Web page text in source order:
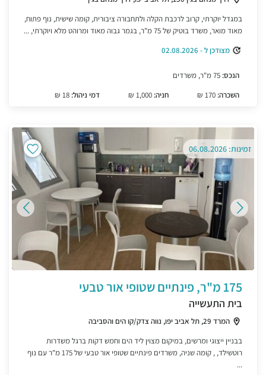
במגדל יוקרתי, קרוב לרכבת הקלה ולתחבורה ציבורית, קומה שישית, נוף פתוח,
מאוד מואר, משרד בוטיק של 75 מ"ר, בגמר גבוה מאוד ומרוהט מלא ויוקרתי, ...
מצודכן ל - 02.08.2026
הנכס:
השכרה:
חניה: דמי ניהול: 18 ₪
זמינות: 06.08.2026
175 מ"ר, פינתיים שטופי אור טבעי
בית התעשייה
המרד 29, תל אביב יפו, נווה צדק/קו הים והסביבה
בבניין ייצוגי ומרשים, במיקום מצוין ליד הים וחמש דקות ברגל משדרות
רוטשילד, , קומה שניה, משרדים פינתיים שטופי אור טבעי של 175 מ"ר עם נוף
...